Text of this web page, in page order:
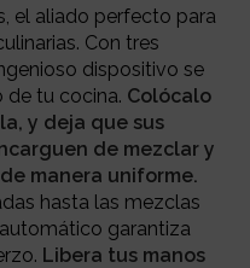
el aliado perfecto para
Con tres
dispositivo se
de tu cocina. Colócalo
y deja que sus
de mezclar y
manera uniforme.
hasta las mezclas
garantiza
Libera tus manos